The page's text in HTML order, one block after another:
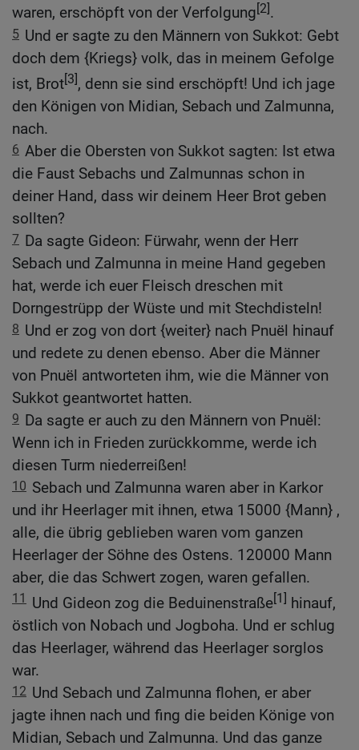
waren, erschöpft von der Verfolgung[2].
5 Und er sagte zu den Männern von Sukkot: Gebt
doch dem {Kriegs} volk, das in meinem Gefolge
ist, Brot[3], denn sie sind erschöpft! Und ich jage
den Königen von Midian, Sebach und Zalmunna,
nach.
6 Aber die Obersten von Sukkot sagten: Ist etwa
die Faust Sebachs und Zalmunnas schon in
deiner Hand, dass wir deinem Heer Brot geben
sollten?
7 Da sagte Gideon: Fürwahr, wenn der Herr
Sebach und Zalmunna in meine Hand gegeben
hat, werde ich euer Fleisch dreschen mit
Dorngestrüpp der Wüste und mit Stechdisteln!
8 Und er zog von dort {weiter} nach Pnuël hinauf
und redete zu denen ebenso. Aber die Männer
von Pnuël antworteten ihm, wie die Männer von
Sukkot geantwortet hatten.
9 Da sagte er auch zu den Männern von Pnuël:
Wenn ich in Frieden zurückkomme, werde ich
diesen Turm niederreißen!
10 Sebach und Zalmunna waren aber in Karkor
und ihr Heerlager mit ihnen, etwa 15000 {Mann} ,
alle, die übrig geblieben waren vom ganzen
Heerlager der Söhne des Ostens. 120000 Mann
aber, die das Schwert zogen, waren gefallen.
11 Und Gideon zog die Beduinenstraße[1] hinauf,
östlich von Nobach und Jogboha. Und er schlug
das Heerlager, während das Heerlager sorglos
war.
12 Und Sebach und Zalmunna flohen, er aber
jagte ihnen nach und fing die beiden Könige von
Midian, Sebach und Zalmunna. Und das ganze